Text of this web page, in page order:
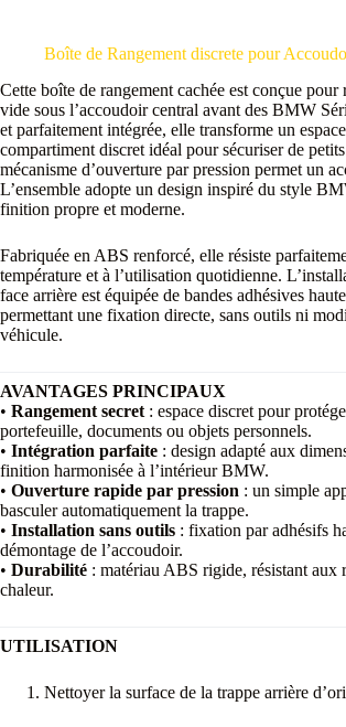
Boîte de Rangement discrete pour
Cette boîte de rangement cachée est conçue pour
vide sous l’accoudoir central avant des BMW
et parfaitement intégrée, elle transforme un
compartiment discret idéal pour sécuriser de
mécanisme d’ouverture par pression permet un
L’ensemble adopte un design inspiré du style
finition propre et moderne.
Fabriquée en ABS renforcé, elle résiste
température et à l’utilisation quotidienne.
face arrière est équipée de bandes adhésives
permettant une fixation directe, sans outils ni
véhicule.
AVANTAGES PRINCIPAUX
• Rangement secret : espace discret pour
portefeuille, documents ou objets personnels.
• Intégration parfaite : design adapté aux
finition harmonisée à l’intérieur BMW.
• Ouverture rapide par pression : un simple
basculer automatiquement la trappe.
• Installation sans outils : fixation par adhésifs
démontage de l’accoudoir.
• Durabilité : matériau ABS rigide, résistant aux
chaleur.
UTILISATION
Nettoyer la surface de la trappe arrière